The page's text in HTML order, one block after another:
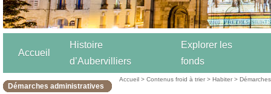
Accueil
Histoire
d’Aubervilliers
Explorer les
fonds
Démarches administratives
Accueil >Contenus froid à trier >Habiter >